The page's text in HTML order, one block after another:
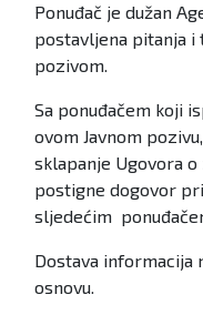
Ponuđač je dužan
postavljena pitanja i
pozivom.
Sa ponuđačem koji
ovom Javnom
sklapanje Ugovora
postigne dogovor
sljedećim
Dostava informacija
osnovu.